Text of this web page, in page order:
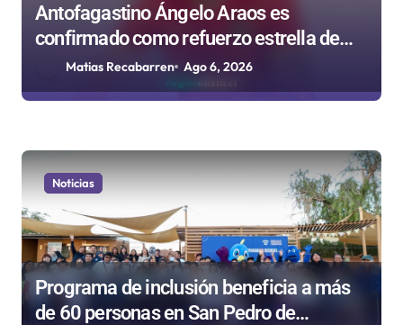
Antofagastino Ángelo Araos es
confirmado como refuerzo estrella de
Unión Española
Matias Recabarren Ago 6, 2026
Noticias
Programa de inclusión beneficia a más
de 60 personas en San Pedro de